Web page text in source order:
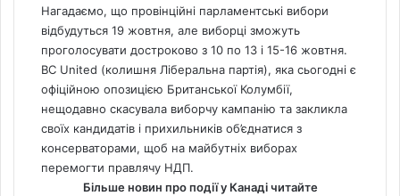
Нагадаємо, що провінційні парламентські вибори
відбудуться 19 жовтня, але виборці зможуть
проголосувати достроково з 10 по 13 і 15-16 жовтня.
BC United (колишня Ліберальна партія), яка сьогодні є
офіційною опозицією Британської Колумбії,
нещодавно скасувала виборчу кампанію та закликла
своїх кандидатів і прихильників об’єднатися з
консерваторами, щоб на майбутніх виборах
перемогти правлячу НДП.
Більше новин про події у Канаді читайте